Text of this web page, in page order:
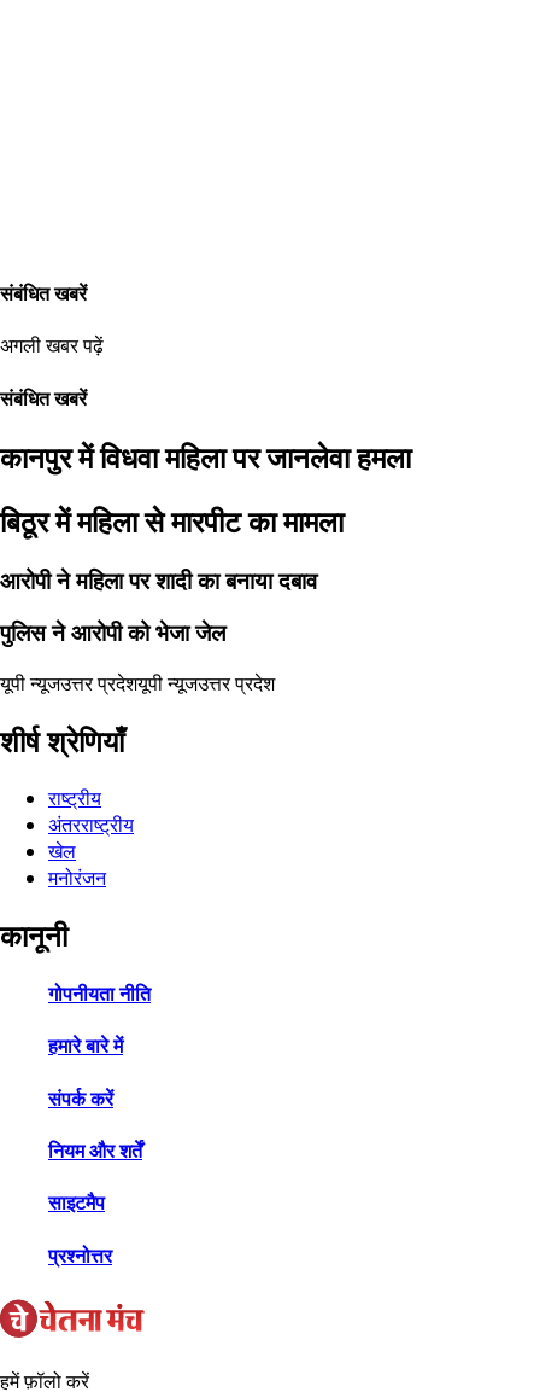
संबंधित खबरें
अगली खबर पढ़ें
संबंधित खबरें
कानपुर में विधवा महिला पर जानलेवा हमला
बिठूर में महिला से मारपीट का मामला
आरोपी ने महिला पर शादी का बनाया दबाव
पुलिस ने आरोपी को भेजा जेल
यूपी न्यूजउत्तर प्रदेशयूपी न्यूजउत्तर प्रदेश
शीर्ष श्रेणियाँ
राष्ट्रीय
अंतरराष्ट्रीय
खेल
मनोरंजन
कानूनी
गोपनीयता नीति
हमारे बारे में
संपर्क करें
नियम और शर्तें
साइटमैप
प्रश्नोत्तर
हमें फ़ॉलो करें